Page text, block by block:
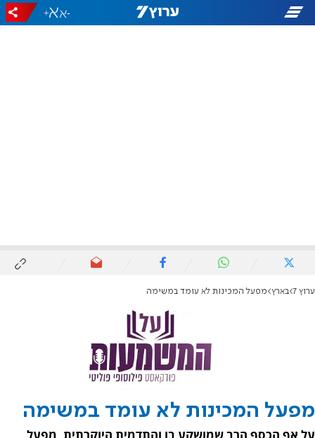
-
+
ערוץ 7 בארץ מפעל המכינות לא עומד במשימה
מפעל המכינות לא עומד במשימה